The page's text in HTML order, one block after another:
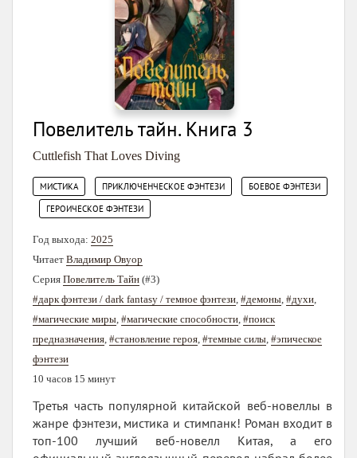
Повелитель тайн. Книга 3
Cuttlefish That Loves Diving
МИСТИКА ПРИКЛЮЧЕНЧЕСКОЕ ФЭНТЕЗИ БОЕВОЕ ФЭНТЕЗИ
ГЕРОИЧЕСКОЕ ФЭНТЕЗИ
Год выхода: 2025
Читает Владимир Овуор
Серия Повелитель Тайн (#3)
#дарк фэнтези / dark fantasy / темное фэнтези, #демоны, #духи,
#магические миры, #магические способности, #поиск
предназначения, #становление героя, #темные силы, #эпическое
фэнтези
10 часов 15 минут
Третья часть популярной китайской веб-новеллы в
жанре фэнтези, мистика и стимпанк! Роман входит в
топ-100 лучший веб-новелл Китая, а его